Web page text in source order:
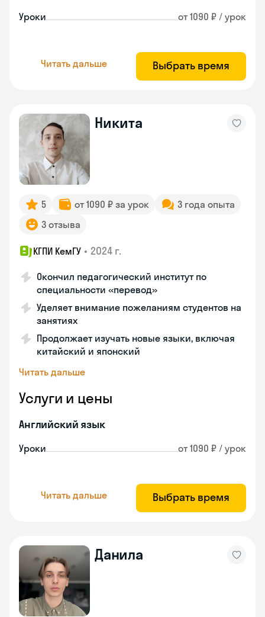
Уроки от 1090 ₽ / урок
Читать дальше Выбрать время
Никита
5 от 1090 ₽ за урок
3 года опыта
3 отзыва
КГПИ КемГУ • 2024 г.
Окончил педагогический институт по
специальности «перевод»
Уделяет внимание пожеланиям студентов на
занятиях
Продолжает изучать новые языки, включая
китайский и японский
Читать дальше
Услуги и цены
Английский язык
Уроки от 1090 ₽ / урок
Читать дальше Выбрать время
Данила